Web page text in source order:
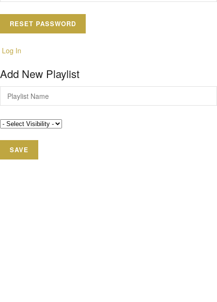
Log In
Add New Playlist